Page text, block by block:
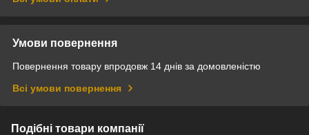
Умови повернення
Повернення товару впродовж 14 днів за домовленістю
Всі умови повернення
Подібні товари компанії